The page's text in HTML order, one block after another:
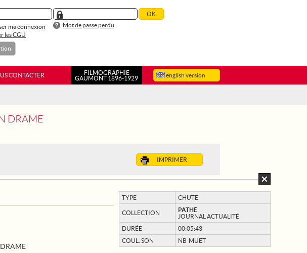
ma connexion
Mot de passe perdu
les CGU
english version
CONTACTER
FILMOGRAPHIE
GAUMONT 1896-1929
DRAME
IMPRIMER
TYPE CHUTE
COLLECTION
PATHÉ
JOURNAL ACTUALITÉ
DURÉE
00:05:43
COUL. SON
NB MUET